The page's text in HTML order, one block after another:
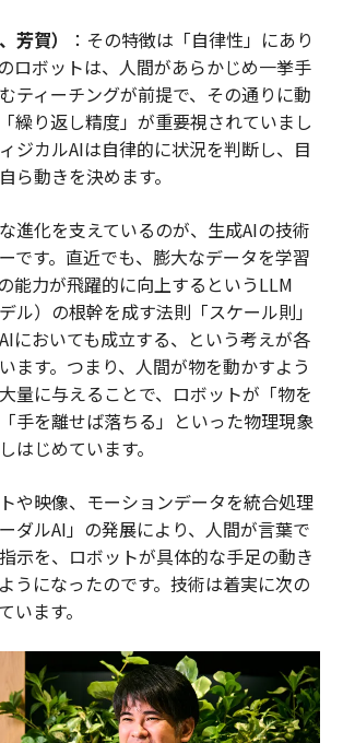
芳賀）
：その特徴は「自律性」にあり
ロボットは、人間があらかじめ一挙手
ティーチングが前提で、その通りに動
繰り返し精度」が重要視されていまし
ジカルAIは自律的に状況を判断し、目
ら動きを決めます。
進化を支えているのが、生成AIの技術
です。直近でも、膨大なデータを学習
能力が飛躍的に向上するというLLM
ル）の根幹を成す法則「スケール則」
においても成立する、という考えが各
ます。つまり、人間が物を動かすよう
量に与えることで、ロボットが「物を
手を離せば落ちる」といった物理現象
はじめています。
や映像、モーションデータを統合処理
ダルAI」の発展により、人間が言葉で
示を、ロボットが具体的な手足の動き
うになったのです。技術は着実に次の
います。